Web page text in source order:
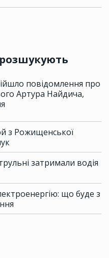
повідомлення про
Артура Найдича,
з Рожищенської
затримали водія
що буде з